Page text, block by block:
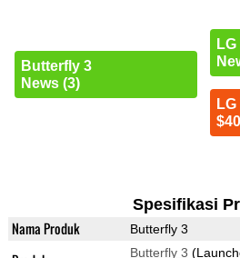
Butterfly 3
News (3)
Spesifikasi
Nama Produk Butterfly 3
Butterfly 3